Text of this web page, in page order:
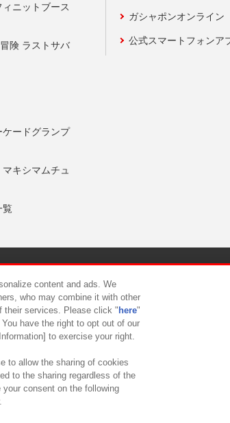
ニットブース
険 ラストサバ
ードグランプ
キシマムチュ
覧
ガシャポンオンライン
公式スマートフォンア
カスタマーハラスメント対応方針
content and ads. We
who may combine it with other
their services. Please click " here"
have the right to opt out of our
to exercise your right.
to allow the sharing of cookies
to the sharing regardless of the
consent on the following